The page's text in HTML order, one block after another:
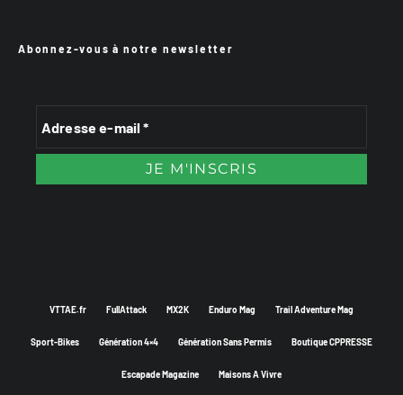
Abonnez-vous à notre newsletter
VTTAE.fr FullAttack MX2K Enduro Mag Trail Adventure Mag
Sport-Bikes Génération 4×4 Génération Sans Permis Boutique CPPRESSE
Escapade Magazine Maisons A Vivre